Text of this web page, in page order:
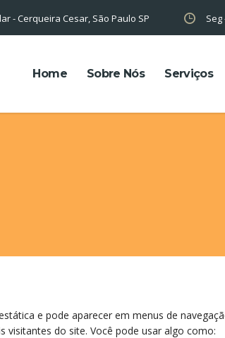
- Cerqueira Cesar, São Paulo SP Seg
Home Sobre Nós Serviços
e pode aparecer em menus de
visitantes do site. Você pode usar algo como: